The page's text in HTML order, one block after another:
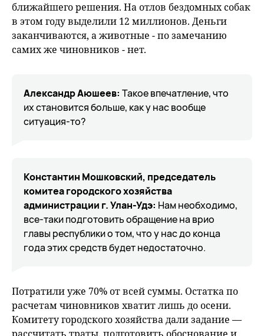
ближайшего решения. На отлов бездомных собак
в этом году выделили 12 миллионов. Деньги
заканчиваются, а животные - по замечанию
самих же чиновников - нет.
Александр Аюшеев: Такое впечатление, что
их становится больше, как у нас вообще
ситуация-то?
Константин Мошковский, председатель
комитеа городского хозяйства
администрации г. Улан-Удэ: Нам необходимо,
все-таки подготовить обращение на врио
главы республики о том, что у нас до конца
года этих средств будет недостаточно.
Потратили уже 70% от всей суммы. Остатка по
расчетам чиновников хватит лишь до осени.
Комитету городского хозяйства дали задание —